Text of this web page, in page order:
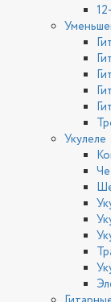
Укулеле